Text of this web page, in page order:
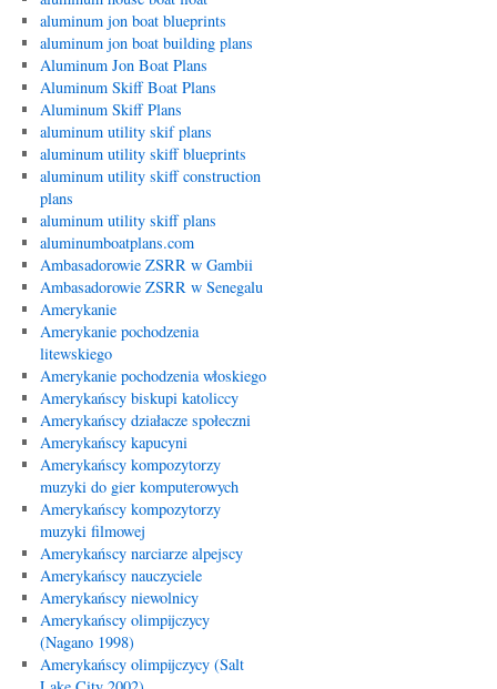
aluminum jon boat blueprints
aluminum jon boat building plans
Aluminum Jon Boat Plans
Aluminum Skiff Boat Plans
Aluminum Skiff Plans
aluminum utility skif plans
aluminum utility skiff blueprints
aluminum utility skiff construction
plans
aluminum utility skiff plans
aluminumboatplans.com
Ambasadorowie ZSRR w Gambii
Ambasadorowie ZSRR w Senegalu
Amerykanie
Amerykanie pochodzenia
litewskiego
Amerykanie pochodzenia włoskiego
Amerykańscy biskupi katoliccy
Amerykańscy działacze społeczni
Amerykańscy kapucyni
Amerykańscy kompozytorzy
muzyki do gier komputerowych
Amerykańscy kompozytorzy
muzyki filmowej
Amerykańscy narciarze alpejscy
Amerykańscy nauczyciele
Amerykańscy niewolnicy
Amerykańscy olimpijczycy
(Nagano 1998)
Amerykańscy olimpijczycy (Salt